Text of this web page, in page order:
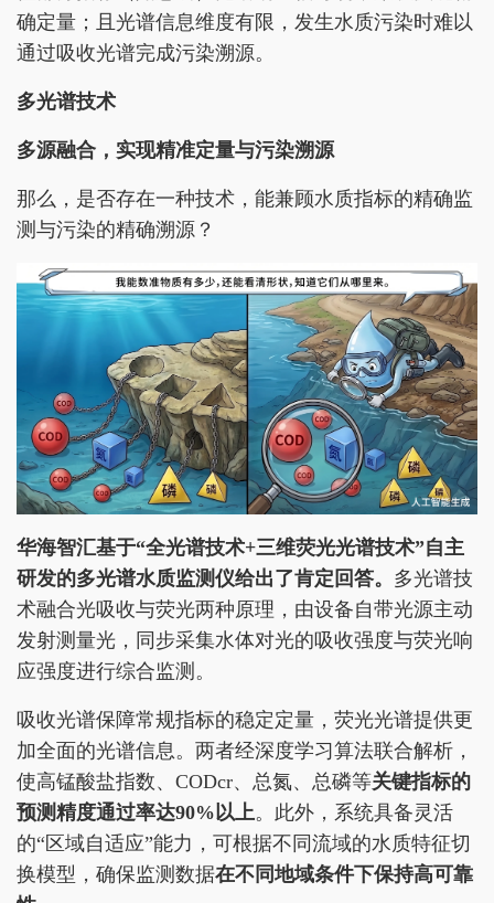
确定量；且光谱信息维度有限，发生水质污染时难以
通过吸收光谱完成污染溯源。
多光谱技术
多源融合，实现精准定量与污染溯源
那么，是否存在一种技术，能兼顾水质指标的精确监
测与污染的精确溯源？
华海智汇基于“全光谱技术+三维荧光光谱技术”自主
研发的多光谱水质监测仪给出了肯定回答。 多光谱技
术融合光吸收与荧光两种原理，由设备自带光源主动
发射测量光，同步采集水体对光的吸收强度与荧光响
应强度进行综合监测。
吸收光谱保障常规指标的稳定定量，荧光光谱提供更
加全面的光谱信息。两者经深度学习算法联合解析，
使高锰酸盐指数、CODcr、总氮、总磷等关键指标的
预测精度通过率达90%以上。此外，系统具备灵活
的“区域自适应”能力，可根据不同流域的水质特征切
换模型，确保监测数据在不同地域条件下保持高可靠